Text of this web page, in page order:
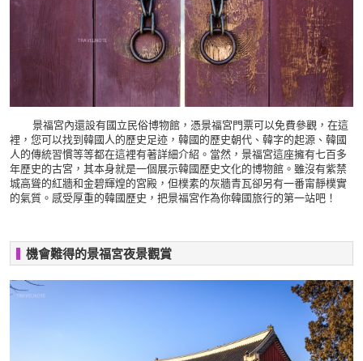
景福宮內還設有國立民俗博物館，憑景福宮門票可以免費參觀，在這
裡，您可以找到韓國人的歷史足迹，韓國的歷史朝代、韓字的起源、韓國
人的傳統習慣等等都在這裡有著詳細介紹。當然，景福宮這座擁有七百多
年歷史的古宮，其本身就是一個展示韓國歷史文化的博物館。雖沒有紫禁
城高聳的紅牆和金碧輝煌的宮殿，但樸素的灰牆青瓦卻另有一番甯靜樸實
的氣質。感受厚重的韓國歷史，把景福宮作為你韓國旅行的第一站吧！
機會難得的景福宮夜景觀賞